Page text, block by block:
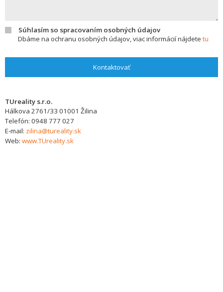
Súhlasím so spracovaním osobných údajov
Dbáme na ochranu osobných údajov, viac informácií nájdete tu
Kontaktovať
TUreality s.r.o.
Hálkova 2761/33 01001 Žilina
Telefón: 0948 777 027
E-mail: zilina@tureality.sk
Web: www.TUreality.sk